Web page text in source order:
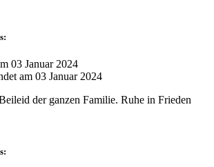
03 Januar 2024
am 03 Januar 2024
der ganzen Familie. Ruhe in Frieden